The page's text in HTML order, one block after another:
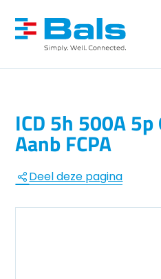
ICD 5h 500A
Aanb FCPA
Deel deze pagina